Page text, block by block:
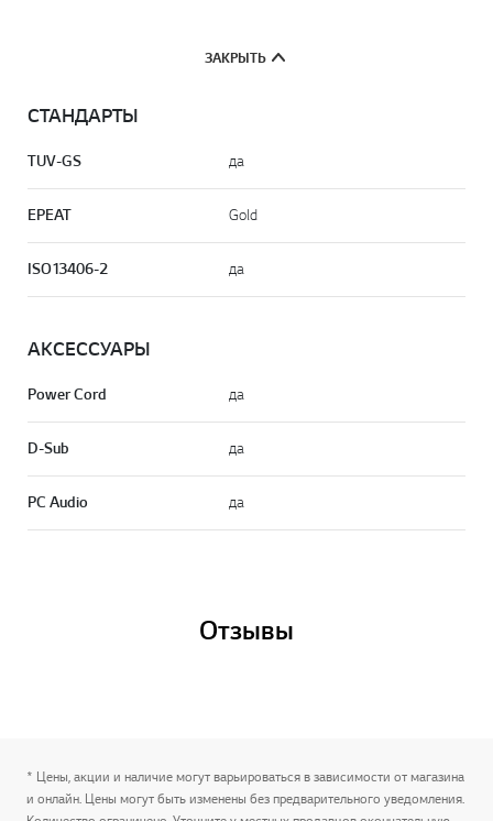
ЗАКРЫТЬ
СТАНДАРТЫ
TUV-GS да
EPEAT Gold
ISO13406-2 да
АКСЕСCУАРЫ
Power Cord да
D-Sub да
PC Audio да
Отзывы
* Цены, акции и наличие могут варьироваться в зависимости от магазина
и онлайн. Цены могут быть изменены без предварительного уведомления.